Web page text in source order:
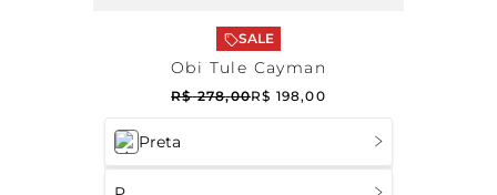
Preta
SALE
Obi Tule Cayman
R$ 278,00R$ 198,00